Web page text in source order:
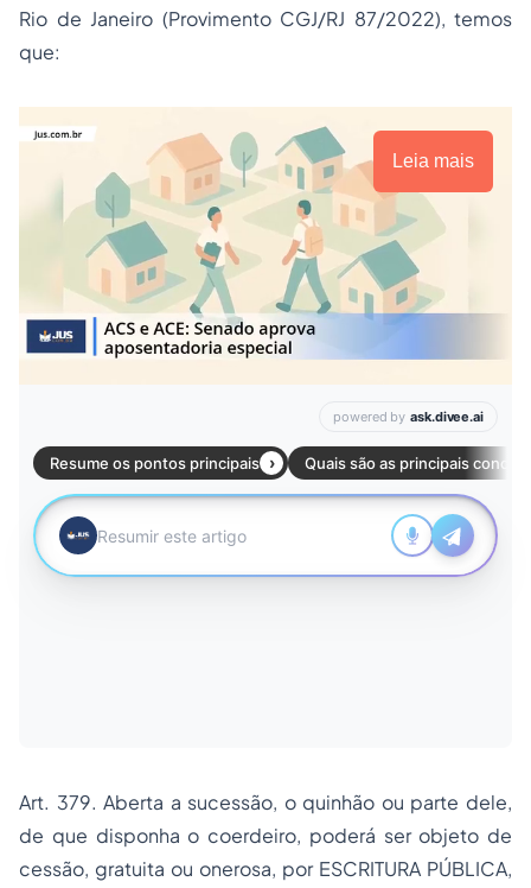
Rio de Janeiro (Provimento CGJ/RJ 87/2022), temos
que:
Leia mais
Art. 379. Aberta a sucessão, o quinhão ou parte dele,
de que disponha o coerdeiro, poderá ser objeto de
cessão, gratuita ou onerosa, por ESCRITURA PÚBLICA,